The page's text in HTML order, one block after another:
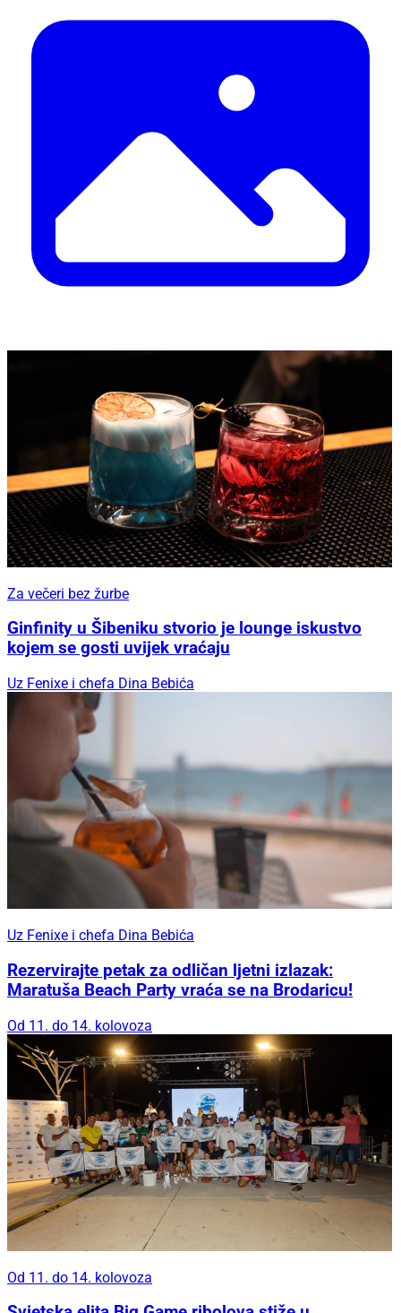
Za večeri bez žurbe
Ginfinity u Šibeniku stvorio je lounge iskustvo
kojem se gosti uvijek vraćaju
Uz Fenixe i chefa Dina Bebića
Uz Fenixe i chefa Dina Bebića
Rezervirajte petak za odličan ljetni izlazak:
Maratuša Beach Party vraća se na Brodaricu!
Od 11. do 14. kolovoza
Od 11. do 14. kolovoza